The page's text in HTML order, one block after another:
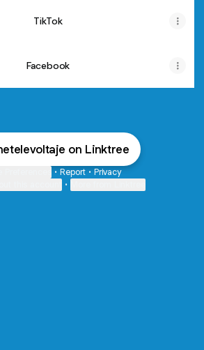
TikTok
Facebook
on Linktree
• Report • Privacy
•